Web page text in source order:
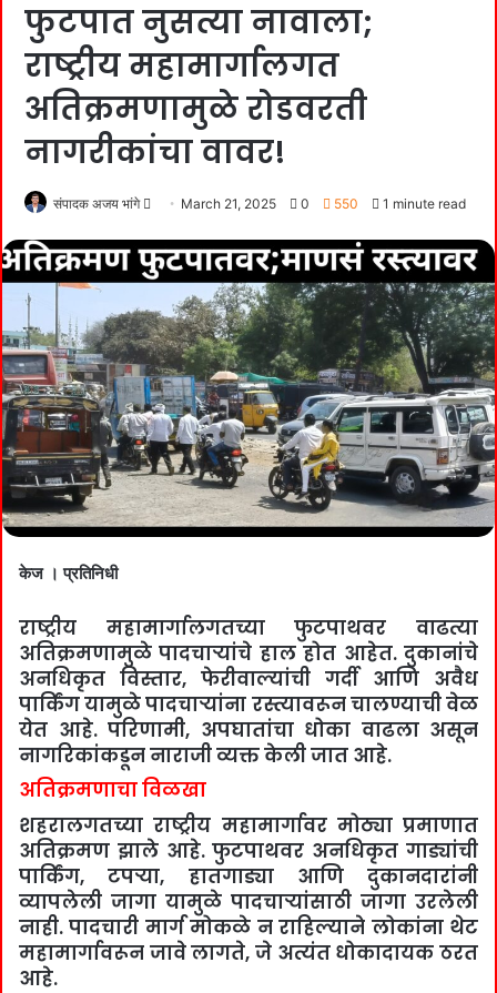
फुटपात नुसत्या नावाला;
राष्ट्रीय महामार्गालगत
अतिक्रमणामुळे रोडवरती
नागरीकांचा वावर!
संपादक अजय भांगे
Send
email
March 21, 2025 0 550 1 minute read
केज । प्रतिनिधी
राष्ट्रीय महामार्गालगतच्या फुटपाथवर वाढत्या
अतिक्रमणामुळे पादचाऱ्यांचे हाल होत आहेत. दुकानांचे
अनधिकृत विस्तार, फेरीवाल्यांची गर्दी आणि अवैध
पार्किंग यामुळे पादचाऱ्यांना रस्त्यावरून चालण्याची वेळ
येत आहे. परिणामी, अपघातांचा धोका वाढला असून
नागरिकांकडून नाराजी व्यक्त केली जात आहे.
अतिक्रमणाचा विळखा
शहरालगतच्या राष्ट्रीय महामार्गावर मोठ्या प्रमाणात
अतिक्रमण झाले आहे. फुटपाथवर अनधिकृत गाड्यांची
पार्किंग, टपऱ्या, हातगाड्या आणि दुकानदारांनी
व्यापलेली जागा यामुळे पादचाऱ्यांसाठी जागा उरलेली
नाही. पादचारी मार्ग मोकळे न राहिल्याने लोकांना थेट
महामार्गावरून जावे लागते, जे अत्यंत धोकादायक ठरत
आहे.